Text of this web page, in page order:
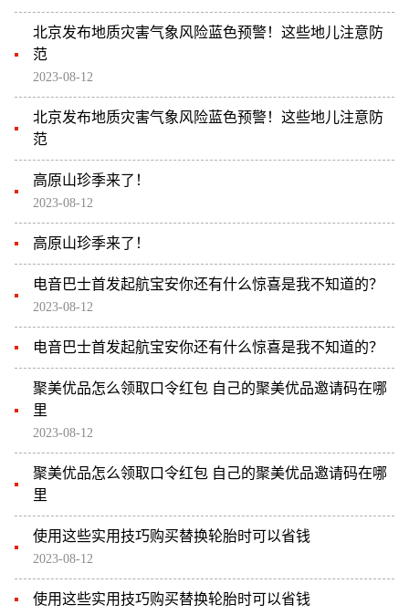
北京发布地质灾害气象风险蓝色预警！这些地儿注意防
范
2023-08-12
北京发布地质灾害气象风险蓝色预警！这些地儿注意防
范
高原山珍季来了！
2023-08-12
高原山珍季来了！
电音巴士首发起航宝安你还有什么惊喜是我不知道的？
2023-08-12
电音巴士首发起航宝安你还有什么惊喜是我不知道的？
聚美优品怎么领取口令红包 自己的聚美优品邀请码在哪
里
2023-08-12
聚美优品怎么领取口令红包 自己的聚美优品邀请码在哪
里
使用这些实用技巧购买替换轮胎时可以省钱
2023-08-12
使用这些实用技巧购买替换轮胎时可以省钱